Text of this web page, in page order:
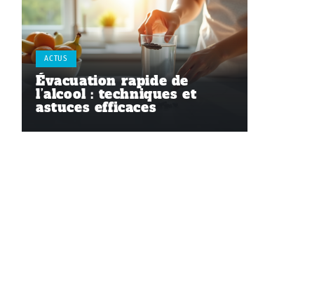
ACTUS
Évacuation rapide de
l’alcool : techniques et
astuces efficaces